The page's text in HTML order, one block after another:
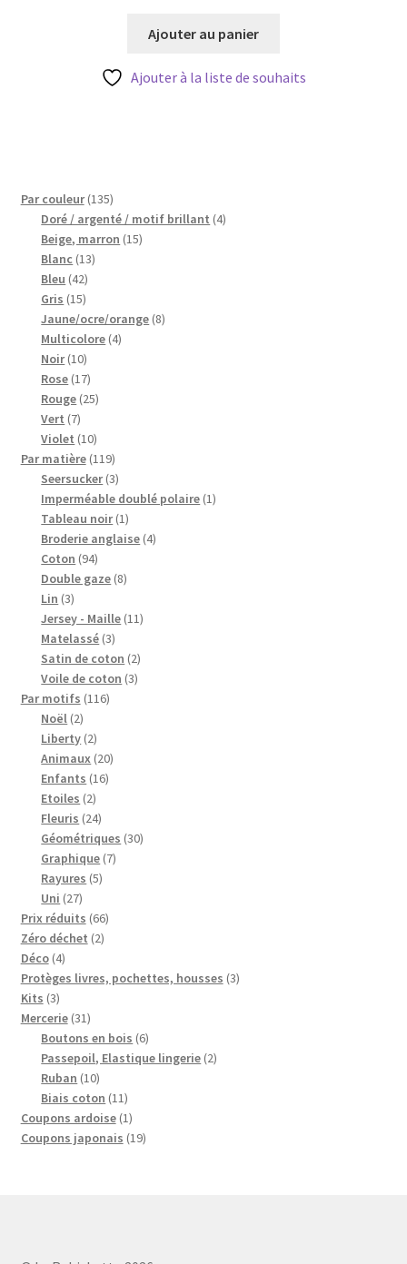
initial
4,20 €.
actuel
3,78 €.
Ajouter au panier
Ajouter à la liste de souhaits
Par couleur 135135
produits
Doré / argenté / motif brillant 44
Beige, marron 1515
Blanc 1313
Bleu 4242
produits
Gris 1515
produits
Jaune/ocre/orange 88
Multicolore 44
Noir 1010
produits
Rose 1717
produits
Rouge 2525
Vert 77
produits
Violet 1010
produits
Par matière 119119
produits
Seersucker 33
produits
Imperméable doublé polaire 11
Tableau noir 11
produit
Broderie anglaise 44
Coton 9494
produits
Double gaze 88
Lin 33
produits
Jersey - Maille 1111
Matelassé 33
produits
Satin de coton 22
produits
Voile de coton 33
Par motifs 116116
Noël 22
produits
Liberty 22
produits
Animaux 2020
Enfants 1616
Etoiles 22
produits
Fleuris 2424
produits
Géométriques 3030
Graphique 77
Rayures 55
Uni 2727
produits
Prix réduits 6666
Zéro déchet 22
Déco 44
produits
Protèges livres, pochettes, housses 33
Kits 33
produits
Mercerie 3131
produits
Boutons en bois 66
produits
Passepoil, Elastique lingerie 22
Ruban 1010
produits
Biais coton 1111
produits
Coupons ardoise 11
produit
Coupons japonais 1919